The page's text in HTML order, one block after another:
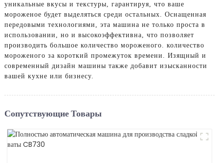
уникальные вкусы и текстуры, гарантируя, что ваше
мороженое будет выделяться среди остальных. Оснащенная
передовыми технологиями, эта машина не только проста в
использовании, но и высокоэффективна, что позволяет
производить большое количество мороженого. количество
мороженого за короткий промежуток времени. Изящный и
современный дизайн машины также добавит изысканности
вашей кухне или бизнесу.
Сопутствующие Товары